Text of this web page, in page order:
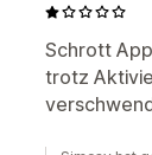
Schrott
trotz